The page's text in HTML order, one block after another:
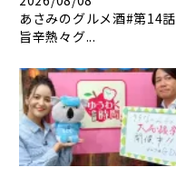
あさみのグルメ酒#第14話
旨辛熱々グ...